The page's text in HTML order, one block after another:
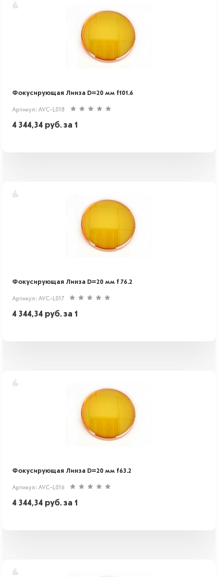
Фокусирующая Линза D=20 мм f101.6
Артикул: AVC-L018
4 344,34 руб.за 1
Фокусирующая Линза D=20 мм f 76.2
Артикул: AVC-L017
4 344,34 руб.за 1
Фокусирующая Линза D=20 мм f63.2
Артикул: AVC-L016
4 344,34 руб.за 1